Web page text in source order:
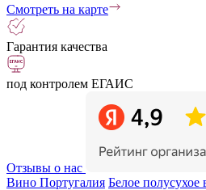
Смотреть на карте
Гарантия качества
под контролем ЕГАИС
Отзывы о нас
Вино Португалия Белое полусухое